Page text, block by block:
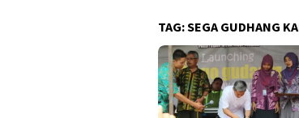
TAG:SEGA GUDHANG